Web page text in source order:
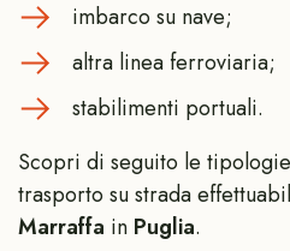
imbarco su nave;
altra linea ferroviaria;
stabilimenti portuali.
Scopri di seguito le
trasporto su strada
Marraffa in Puglia.